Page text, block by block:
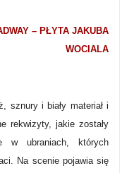
– PŁYTA JAKUBA
WOCIALA
sznury i biały materiał i
rekwizyty, jakie zostały
w ubraniach, których
Na scenie pojawia się